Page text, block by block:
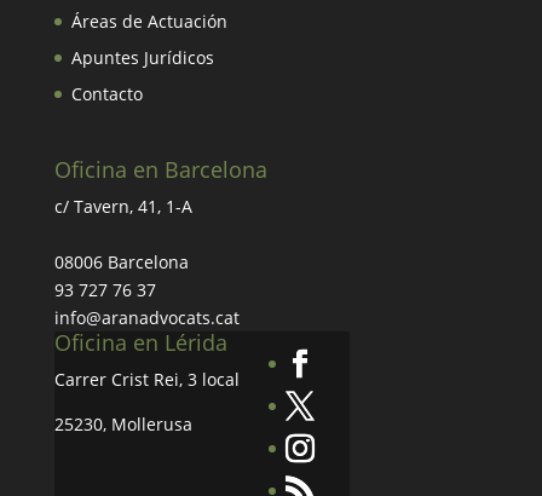
Áreas de Actuación
Apuntes Jurídicos
Contacto
Oficina en Barcelona
c/ Tavern, 41, 1-A
08006 Barcelona
93 727 76 37
info@aranadvocats.cat
Oficina en Lérida
Carrer Crist Rei, 3 local
25230, Mollerusa